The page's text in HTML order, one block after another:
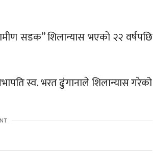
सडक” शिलान्यास भएको २२ वर्षपछि
स्व. भरत ढुंगानाले शिलान्यास गरेको